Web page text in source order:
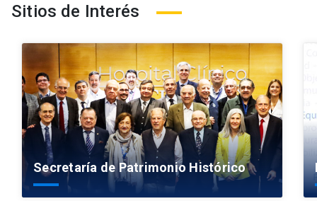
Sitios de Interés
Secretaría de Patrimonio Histórico